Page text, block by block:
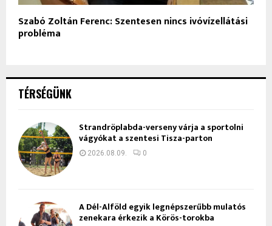
Szabó Zoltán Ferenc: Szentesen nincs ivóvízellátási
probléma
TÉRSÉGÜNK
Strandröplabda-verseny várja a sportolni
vágyókat a szentesi Tisza-parton
2026.08.09. 0
A Dél-Alföld egyik legnépszerűbb mulatós
zenekara érkezik a Körös-torokba